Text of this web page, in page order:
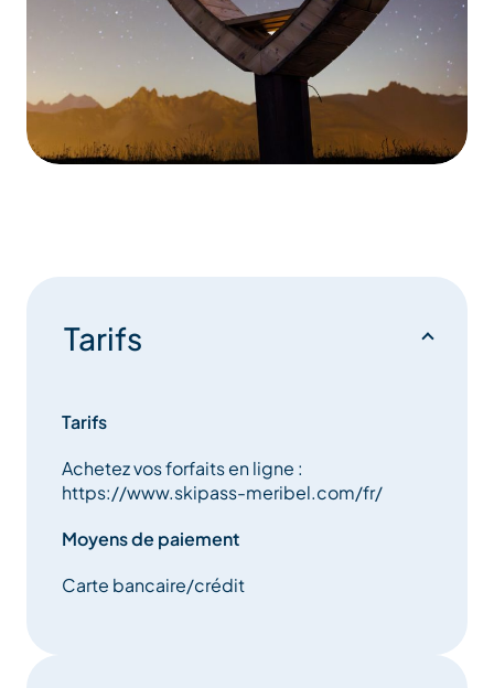
Tarifs
Tarifs
Achetez vos forfaits en ligne :
https://www.skipass-meribel.com/fr/
Moyens de paiement
Carte bancaire/crédit